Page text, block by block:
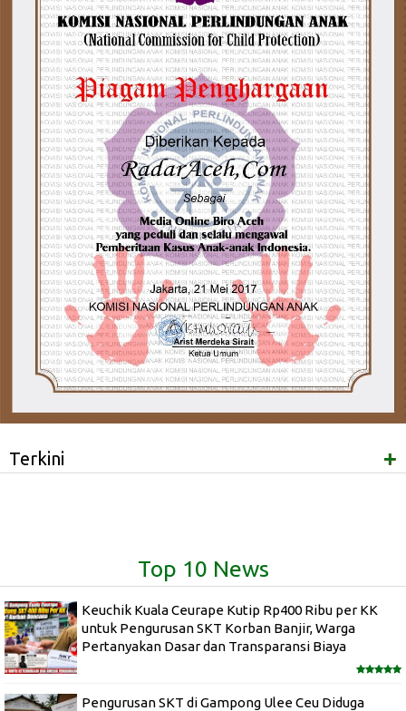
+
Terkini
Top 10 News
Keuchik Kuala Ceurape Kutip Rp400 Ribu per KK
untuk Pengurusan SKT Korban Banjir, Warga
Pertanyakan Dasar dan Transparansi Biaya
Pengurusan SKT di Gampong Ulee Ceu Diduga